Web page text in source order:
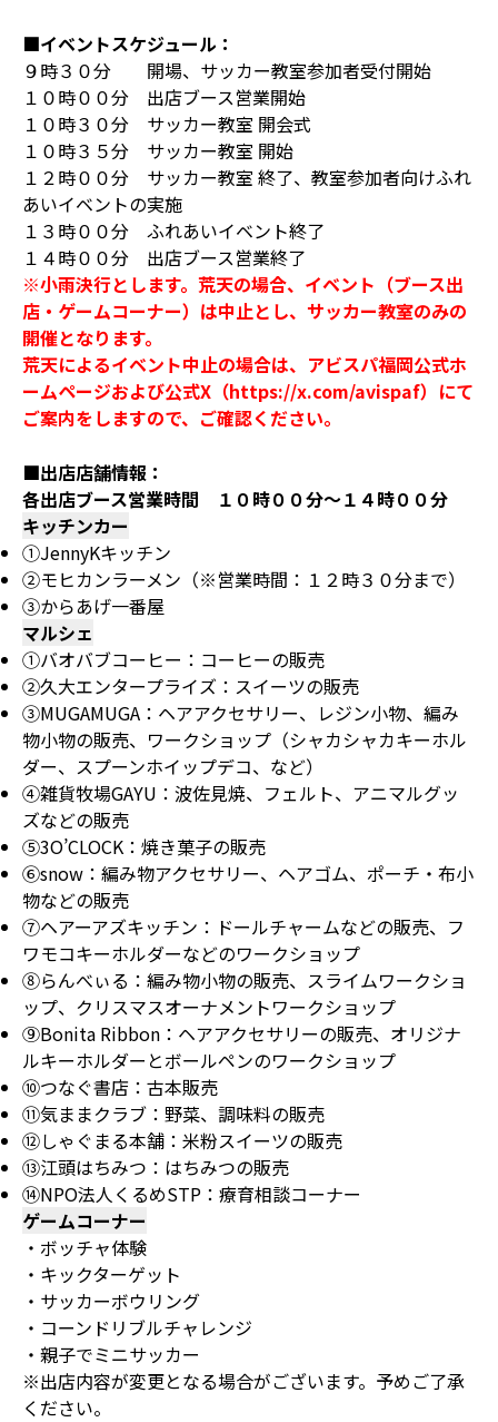
■イベントスケジュール：
９時３０分 開場、サッカー教室参加者受付開始
１０時００分 出店ブース営業開始
１０時３０分 サッカー教室 開会式
１０時３５分 サッカー教室 開始
１２時００分 サッカー教室 終了、教室参加者向けふれ
あいイベントの実施
１３時００分 ふれあいイベント終了
１４時００分 出店ブース営業終了
※小雨決行とします。荒天の場合、イベント（ブース出
店・ゲームコーナー）は中止とし、サッカー教室のみの
開催となります。
荒天によるイベント中止の場合は、アビスパ福岡公式ホ
ームページおよび公式X（https://x.com/avispaf）にて
ご案内をしますので、ご確認ください。
■出店店舗情報：
各出店ブース営業時間 １０時００分～１４時００分
キッチンカー
①JennyKキッチン
②モヒカンラーメン（※営業時間：１２時３０分まで）
③からあげ一番屋
マルシェ
①バオバブコーヒー：コーヒーの販売
②久大エンタープライズ：スイーツの販売
③MUGAMUGA：ヘアアクセサリー、レジン小物、編み
物小物の販売、ワークショップ（シャカシャカキーホル
ダー、スプーンホイップデコ、など）
④雑貨牧場GAYU：波佐見焼、フェルト、アニマルグッ
ズなどの販売
⑤3O’CLOCK：焼き菓子の販売
⑥snow：編み物アクセサリー、ヘアゴム、ポーチ・布小
物などの販売
⑦ヘアーアズキッチン：ドールチャームなどの販売、フ
ワモコキーホルダーなどのワークショップ
⑧らんべぃる：編み物小物の販売、スライムワークショ
ップ、クリスマスオーナメントワークショップ
⑨Bonita Ribbon：ヘアアクセサリーの販売、オリジナ
ルキーホルダーとボールペンのワークショップ
⑩つなぐ書店：古本販売
⑪気ままクラブ：野菜、調味料の販売
⑫しゃぐまる本舗：米粉スイーツの販売
⑬江頭はちみつ：はちみつの販売
⑭NPO法人くるめSTP：療育相談コーナー
ゲームコーナー
・ボッチャ体験
・キックターゲット
・サッカーボウリング
・コーンドリブルチャレンジ
・親子でミニサッカー
※出店内容が変更となる場合がございます。予めご了承
ください。